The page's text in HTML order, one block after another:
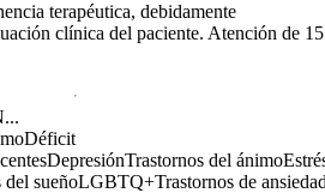
terapéutica, debidamente
clínica del paciente. Atención de 15
Déficit
DepresiónTrastornos del ánimo
del sueñoLGBTQ+Trastornos de